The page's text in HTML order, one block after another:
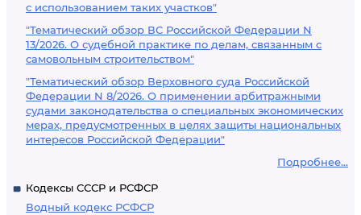
с использованием таких участков"
"Тематический обзор ВС Российской Федерации N
13/2026. О судебной практике по делам, связанным с
самовольным строительством"
"Тематический обзор Верховного суда Российской
Федерации N 8/2026. О применении арбитражными
судами законодательства о специальных экономических
мерах, предусмотренных в целях защиты национальных
интересов Российской Федерации"
Подробнее...
Кодексы СССР и РСФСР
Водный кодекс РСФСР